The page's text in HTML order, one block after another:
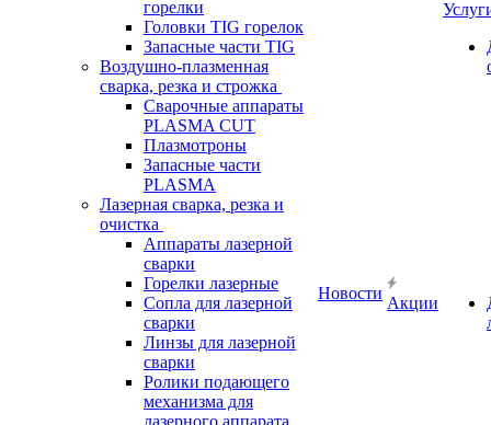
горелки
Головки TIG горелок
Запасные части TIG
Воздушно-плазменная
сварка, резка и строжка
Сварочные аппараты
PLASMA CUT
Плазмотроны
Запасные части
PLASMA
Лазерная сварка, резка и
очистка
Аппараты лазерной
сварки
Горелки лазерные
Сопла для лазерной
сварки
Линзы для лазерной
сварки
Ролики подающего
механизма для
лазерного аппарата
Новости
Акции